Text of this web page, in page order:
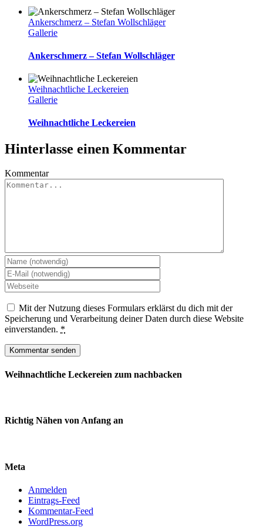
Ankerschmerz – Stefan Wollschläger
Gallerie
Ankerschmerz – Stefan Wollschläger
Weihnachtliche Leckereien
Gallerie
Weihnachtliche Leckereien
Hinterlasse einen Kommentar
Kommentar
Mit der Nutzung dieses Formulars erklärst du dich mit der
Speicherung und Verarbeitung deiner Daten durch diese Website
einverstanden. *
Weihnachtliche Leckereien zum nachbacken
Richtig Nähen von Anfang an
Meta
Anmelden
Eintrags-Feed
Kommentar-Feed
WordPress.org